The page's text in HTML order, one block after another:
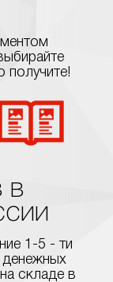
получите!
в
1-5 - ти
денежных
складе в